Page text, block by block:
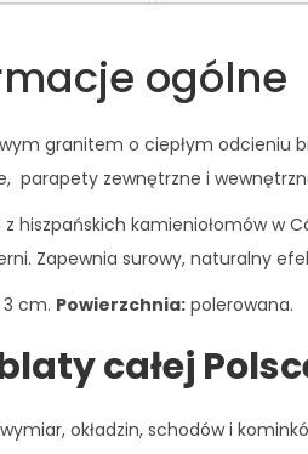
ogólne
granitem o ciepłym odcieniu
parapety zewnętrzne i
hiszpańskich kamieniołomów w
Zapewnia surowy, naturalny
cm. Powierzchnia: polerowana.
całej
okładzin, schodów i